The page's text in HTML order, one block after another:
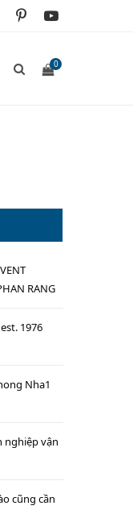
P
e
s
Y
e
0
H
O
I
RANG
1976
Nha1
nghiệp vận
cũng cần